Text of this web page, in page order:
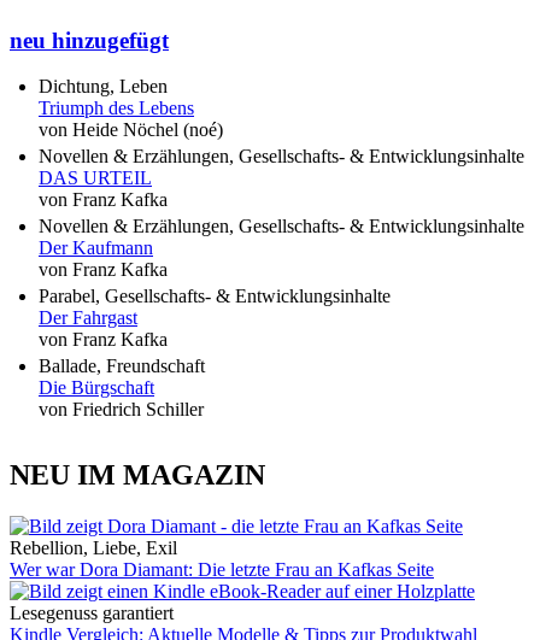
neu hinzugefügt
Dichtung, Leben
Triumph des Lebens
von Heide Nöchel (noé)
Novellen & Erzählungen, Gesellschafts- & Entwicklungsinhalte
DAS URTEIL
von Franz Kafka
Novellen & Erzählungen, Gesellschafts- & Entwicklungsinhalte
Der Kaufmann
von Franz Kafka
Parabel, Gesellschafts- & Entwicklungsinhalte
Der Fahrgast
von Franz Kafka
Ballade, Freundschaft
Die Bürgschaft
von Friedrich Schiller
NEU IM MAGAZIN
Rebellion, Liebe, Exil
Wer war Dora Diamant: Die letzte Frau an Kafkas Seite
Lesegenuss garantiert
Kindle Vergleich: Aktuelle Modelle & Tipps zur Produktwahl